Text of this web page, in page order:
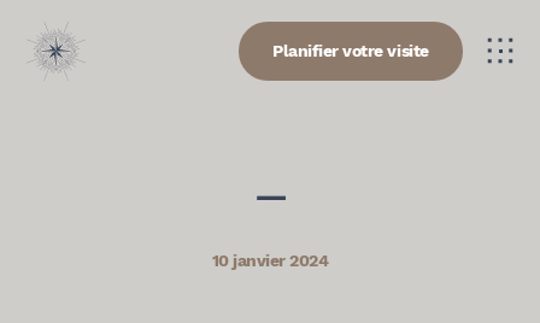
Planifier votre visite
—
10 janvier 2024